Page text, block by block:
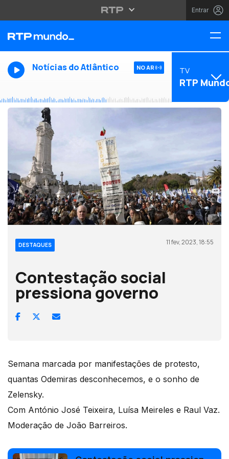
Entrar
Notícias do Atlântico NO AR TV
RTP
DESTAQUES 11 fev, 2023, 18:55
Contestação social
pressiona governo
Semana marcada por manifestações de protesto,
quantas Odemiras desconhecemos, e o sonho de
Zelensky.
Com António José Teixeira, Luísa Meireles e Raul Vaz.
Moderação de João Barreiros.